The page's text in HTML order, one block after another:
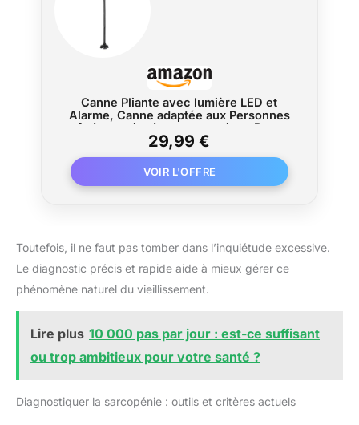
Canne Pliante avec lumière LED et
Alarme, Canne adaptée aux Personnes
âgées, poignée en t amortie et Base
pivotante Quadruple pour Les
Personnes souffrant d'arthrite et Les
Personnes âgées
29,99 €
Toutefois, il ne faut pas tomber dans l’inquiétude excessive.
Le diagnostic précis et rapide aide à mieux gérer ce
phénomène naturel du vieillissement.
Lire plus 10 000 pas par jour : est-ce suffisant
ou trop ambitieux pour votre santé ?
Diagnostiquer la sarcopénie : outils et critères actuels